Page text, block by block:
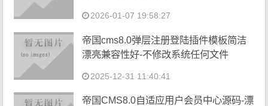
2026-01-07 19:58:27
帝国cms8.0弹层注册登陆插件模板简洁
漂亮兼容性好-不修改系统任何文件
2025-12-31 11:40:41
帝国CMS8.0自适应用户会员中心源码-漂